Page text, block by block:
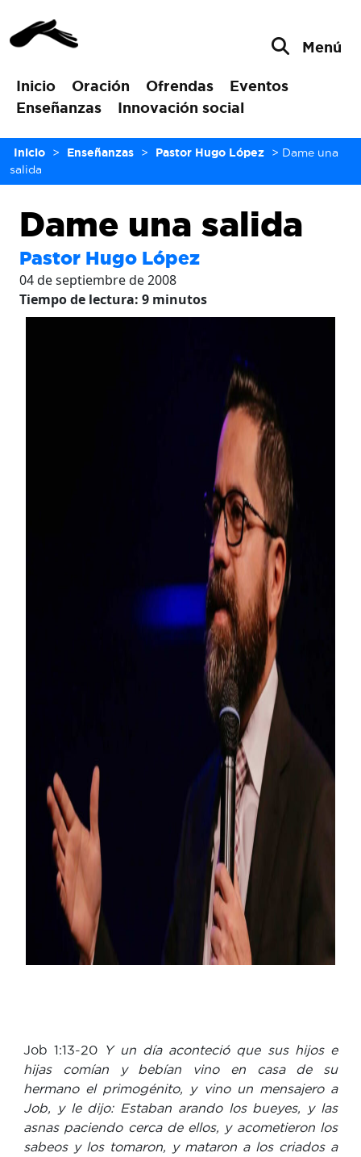
Inicio Oración Ofrendas
Eventos
Enseñanzas
Innovación social
Menú
Inicio > Enseñanzas > Pastor Hugo López > Dame una
salida
Dame una salida
Pastor Hugo López
04 de septiembre de 2008
Tiempo de lectura: 9 minutos
Job 1:13-20
Y un día aconteció que sus hijos e
hijas comían y bebían vino en casa de su
hermano el primogénito, y vino un mensajero a
Job, y le dijo: Estaban arando los bueyes, y las
asnas paciendo cerca de ellos, y acometieron los
sabeos y los tomaron, y mataron a los criados a